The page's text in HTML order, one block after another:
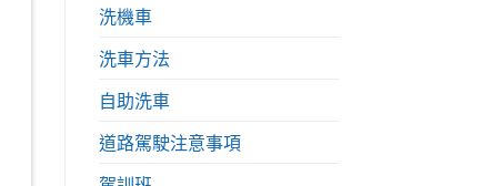
洗機車
洗車方法
自助洗車
道路駕駛注意事項